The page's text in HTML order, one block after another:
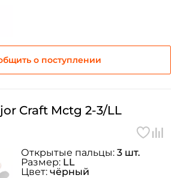
о поступлении
Craft Mctg 2-3/LL
Открытые пальцы: 3 шт.
Размер: LL
Цвет: чёрный